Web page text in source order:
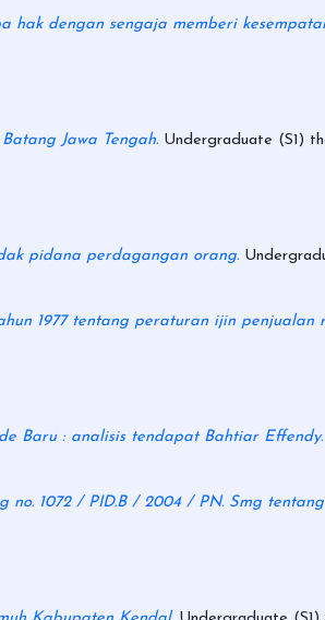
hak dengan sengaja memberi
Jawa Tengah. Undergraduate (S1)
pidana perdagangan orang.
1977 tentang peraturan ijin penjualan
Baru : analisis tendapat Bahtiar Effendy.
no. 1072 / PID.B / 2004 / PN. Smg